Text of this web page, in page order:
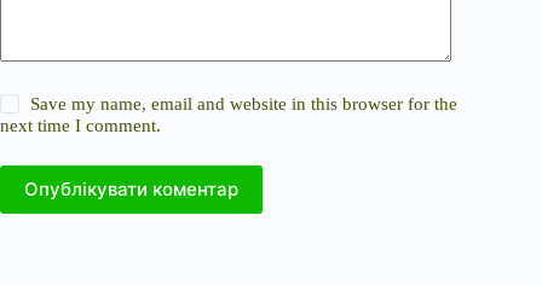
Save my name, email and website in this browser for the
next time I comment.
Опублікувати коментар